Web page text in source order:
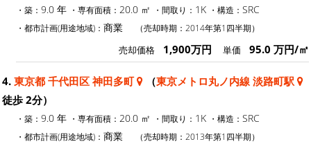
・築： 9.0 年 ・専有面積： 20.0 ㎡ ・間取り： 1K ・構造： SRC
・都市計画(用途地域)： 商業 （売却時期：2014年第1四半期）
売却価格 1,900万円 単価 95.0 万円/㎡
4. 東京都 千代田区 神田多町 （東京メトロ丸ノ内線 淡路町駅
徒歩 2分）
・築： 9.0 年 ・専有面積： 20.0 ㎡ ・間取り： 1K ・構造： SRC
・都市計画(用途地域)： 商業 （売却時期：2013年第1四半期）